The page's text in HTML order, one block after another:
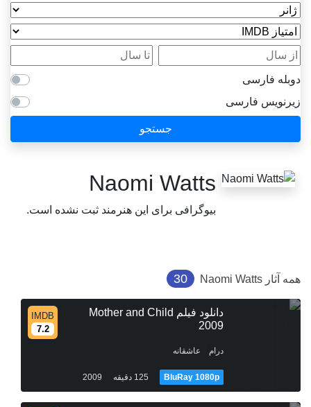
ژانر
امتیاز IMDB
از سال
تا سال
دوبله فارسی
زیرنویس فارسی
جستجو
Naomi Watts
بیوگرافی برای این هنرمند ثبت نشده است.
همه آثار Naomi Watts
30
دانلود فیلم Mother and Child
2009
IMDB
7.2
درام عاشقانه
BluRay 1080p 125 دقیقه 2009